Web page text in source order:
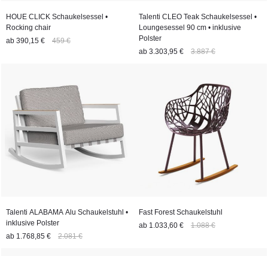
HOUE CLICK Schaukelsessel •
Rocking chair
ab 390,15 € 459 €
Talenti CLEO Teak Schaukelsessel •
Loungesessel 90 cm • inklusive
Polster
ab 3.303,95 € 3.887 €
Talenti ALABAMA Alu Schaukelstuhl •
inklusive Polster
ab 1.768,85 € 2.081 €
Fast Forest Schaukelstuhl
ab 1.033,60 € 1.088 €